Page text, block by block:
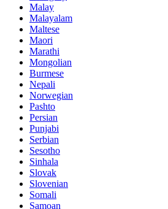
Malay
Malayalam
Maltese
Maori
Marathi
Mongolian
Burmese
Nepali
Norwegian
Pashto
Persian
Punjabi
Serbian
Sesotho
Sinhala
Slovak
Slovenian
Somali
Samoan